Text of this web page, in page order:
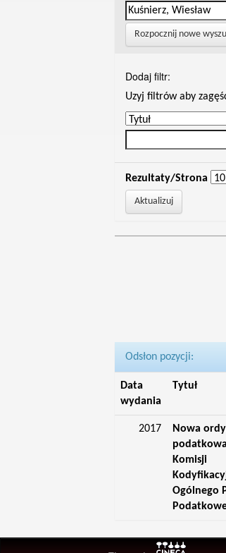
Rozpocznij nowe
Dodaj filtr:
Uzyj filtrów aby
Rezultaty/Strona
Odsłon pozycji:
Data
wydania
Tytuł
2017
Nowa
Komisji
Ogólnego